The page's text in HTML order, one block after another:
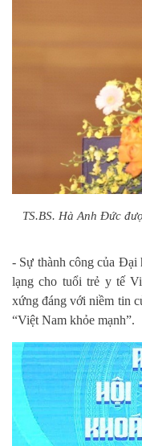
TS.BS. Hà Anh Đức
- Sự thành công của Đại
lạng cho tuổi trẻ y tế
xứng đáng với niềm tin
“Việt Nam khỏe mạnh”.